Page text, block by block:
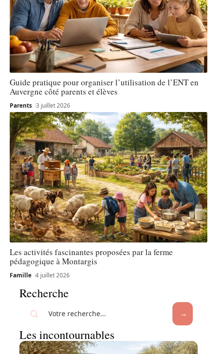
Guide pratique pour organiser l’utilisation de l’ENT en
Auvergne côté parents et élèves
Parents 3 juillet 2026
Les activités fascinantes proposées par la ferme
pédagogique à Montargis
Famille 4 juillet 2026
Recherche
Les incontournables